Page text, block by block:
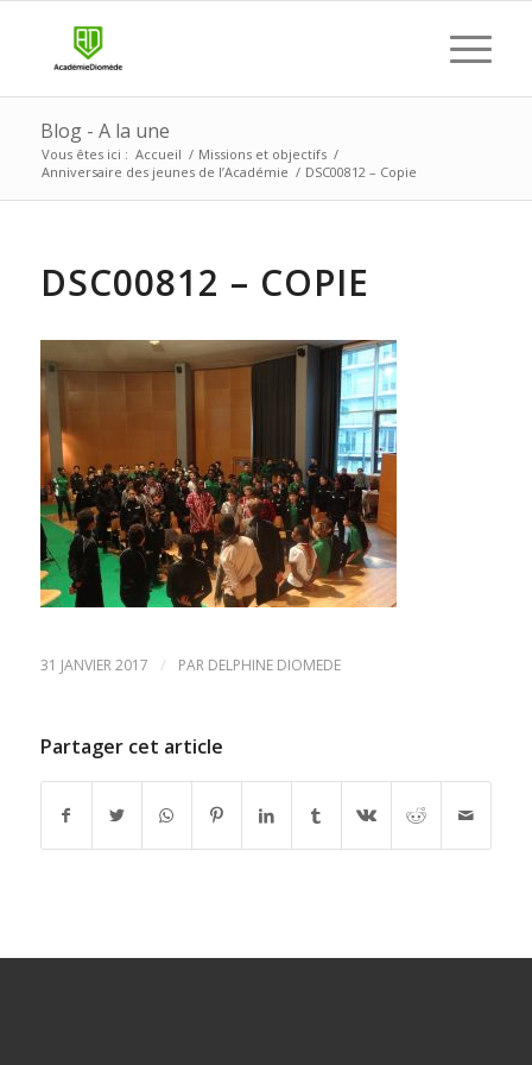
Blog - A la une
Vous êtes ici : Accueil / Missions et objectifs /
Anniversaire des jeunes de l’Académie / DSC00812 – Copie
DSC00812 – COPIE
31 JANVIER 2017 / PAR DELPHINE DIOMEDE
Partager cet article